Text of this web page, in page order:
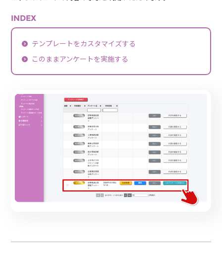
INDEX
テンプレートをカスタマイズする
このままアンケートを実施する